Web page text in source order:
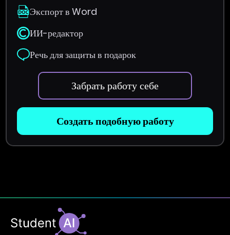
Экспорт в Word
ИИ-редактор
Речь для защиты в подарок
Забрать работу себе
Создать подобную работу